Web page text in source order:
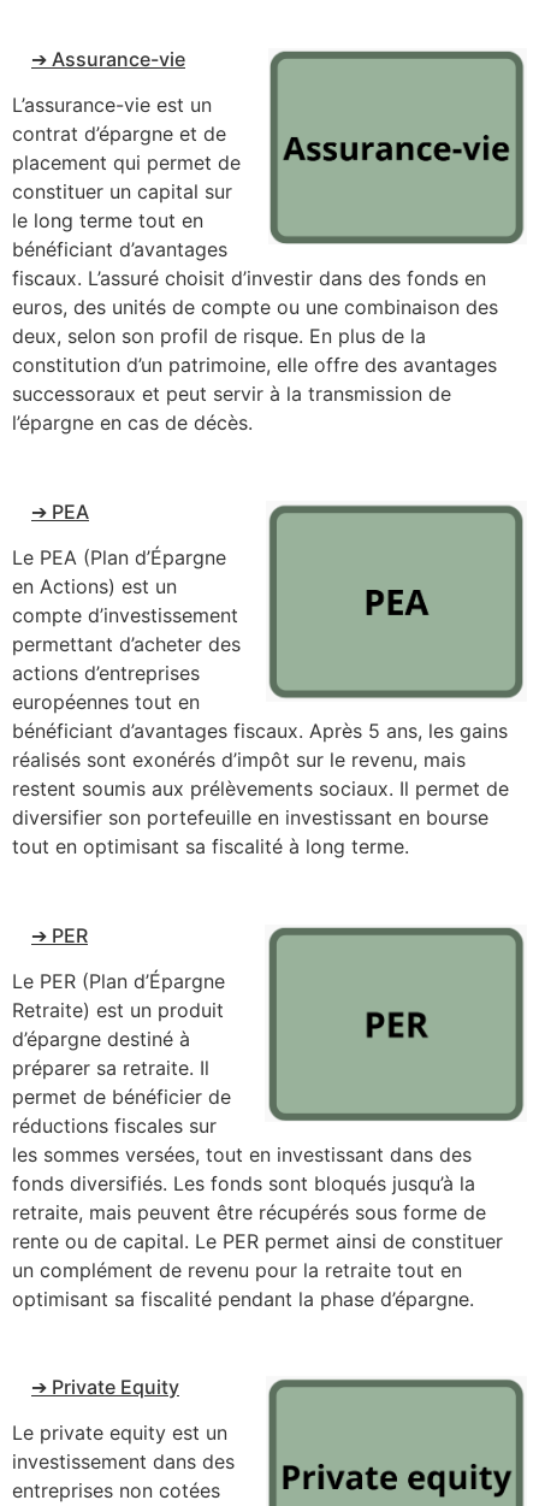
➔ Assurance-vie
L’assurance-vie est un
contrat d’épargne et de
placement qui permet de
constituer un capital sur
le long terme tout en
bénéficiant d’avantages
fiscaux. L’assuré choisit d’investir dans des fonds en
euros, des unités de compte ou une combinaison des
deux, selon son profil de risque. En plus de la
constitution d’un patrimoine, elle offre des avantages
successoraux et peut servir à la transmission de
l’épargne en cas de décès.
➔ PEA
Le PEA (Plan d’Épargne
en Actions) est un
compte d’investissement
permettant d’acheter des
actions d’entreprises
européennes tout en
bénéficiant d’avantages fiscaux. Après 5 ans, les gains
réalisés sont exonérés d’impôt sur le revenu, mais
restent soumis aux prélèvements sociaux. Il permet de
diversifier son portefeuille en investissant en bourse
tout en optimisant sa fiscalité à long terme.
➔ PER
Le PER (Plan d’Épargne
Retraite) est un produit
d’épargne destiné à
préparer sa retraite. Il
permet de bénéficier de
réductions fiscales sur
les sommes versées, tout en investissant dans des
fonds diversifiés. Les fonds sont bloqués jusqu’à la
retraite, mais peuvent être récupérés sous forme de
rente ou de capital. Le PER permet ainsi de constituer
un complément de revenu pour la retraite tout en
optimisant sa fiscalité pendant la phase d’épargne.
➔ Private Equity
Le private equity est un
investissement dans des
entreprises non cotées